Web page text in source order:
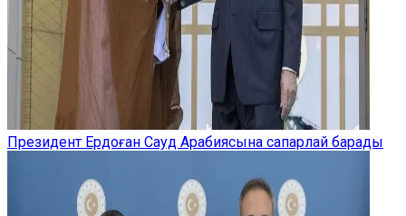
Президент Ердоған Сауд Арабиясына сапарлай барады